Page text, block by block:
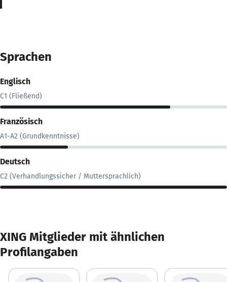
Sprachen
Englisch
C1 (Fließend)
Französisch
A1-A2 (Grundkenntnisse)
Deutsch
C2 (Verhandlungssicher / Muttersprachlich)
XING Mitglieder mit ähnlichen
Profilangaben